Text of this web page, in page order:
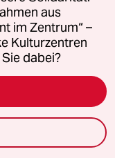
Recht ist
Es ist also
einer
dem
Majorität.
nur durch
die
das
und Frau
aus
im Zentrum“ –
Kulturzentren
dabei?